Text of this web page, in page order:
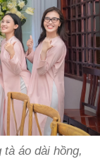
áo dài hồng,